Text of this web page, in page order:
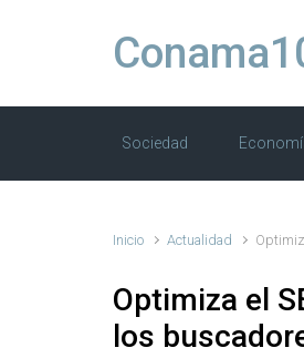
Sociedad
Inicio Actualidad
Optimiza el
los